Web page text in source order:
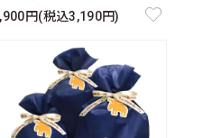
円(税込3,190円)